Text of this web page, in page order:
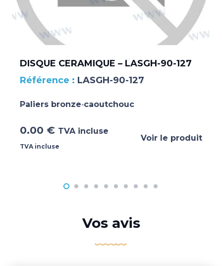
DISQUE CERAMIQUE – LASGH-90-127
LASGH-90-127
Paliers bronze‐caoutchouc
0.00 € TVA incluse
TVA incluse
Voir le produit
Vos avis